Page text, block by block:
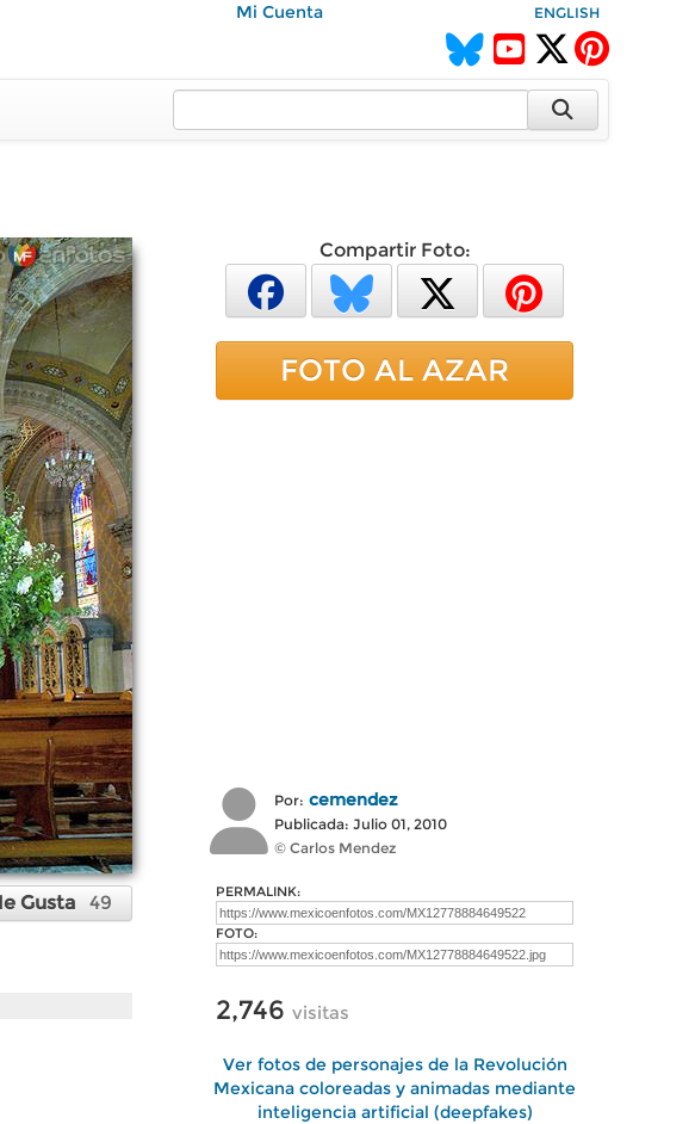
Mi Cuenta ENGLISH
Gusta 49
Compartir Foto:
FOTO AL AZAR
Por: cemendez
Publicada: Julio 01, 2010
© Carlos Mendez
PERMALINK:
FOTO:
2,746 visitas
Ver fotos de personajes de la Revolución
Mexicana coloreadas y animadas mediante
inteligencia artificial (deepfakes)